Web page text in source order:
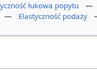
łukowa popytu —
— Elastyczność podaży